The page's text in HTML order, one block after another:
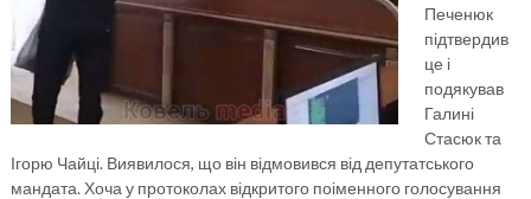
Печенюк
підтвердив
це і
подякував
Галині
Стасюк та
Ігорю Чайці. Виявилося, що він відмовився від депутатського
мандата. Хоча у протоколах відкритого поіменного голосування